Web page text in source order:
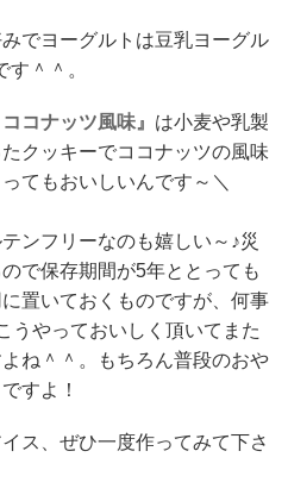
でヨーグルトは豆乳ヨーグル
す＾＾。
コナッツ風味』 は小麦や乳製
クッキーでココナッツの風味
てもおいしいんです～＼
ンフリーなのも嬉しい～♪災
で保存期間が5年ととっても
置いておくものですが、何事
うやっておいしく頂いてまた
ね＾＾。もちろん普段のおや
すよ！
ス、ぜひ一度作ってみて下さ